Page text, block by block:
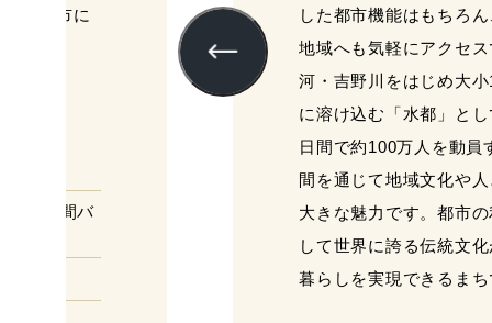
徳島市に
ス、民間バ
した都市機能はもちろ
地域へも気軽にアクセ
河・吉野川をはじめ大
に溶け込む「水都」と
日間で約100万人を動員
間を通じて地域文化や
大きな魅力です。都市
して世界に誇る伝統文
暮らしを実現できるま